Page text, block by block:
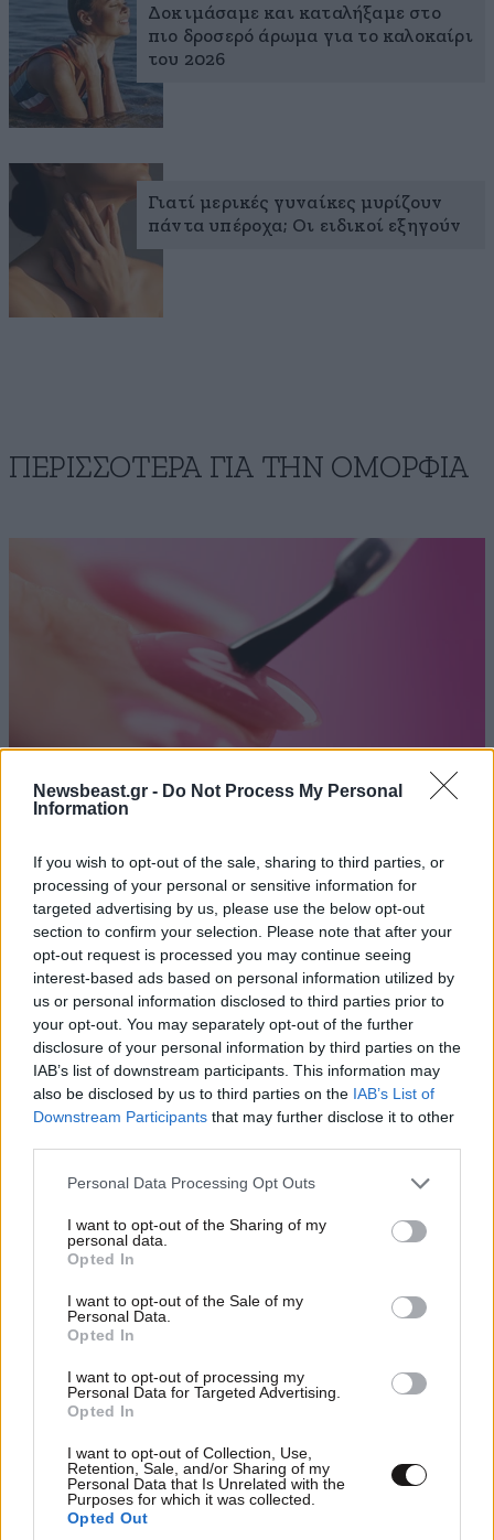
Newsbeast.gr - Do Not Process My Personal
Information
If you wish to opt-out of the sale, sharing to third parties, or
processing of your personal or sensitive information for
targeted advertising by us, please use the below opt-out
section to confirm your selection. Please note that after your
opt-out request is processed you may continue seeing
interest-based ads based on personal information utilized by
us or personal information disclosed to third parties prior to
your opt-out. You may separately opt-out of the further
disclosure of your personal information by third parties on the
IAB’s list of downstream participants. This information may
also be disclosed by us to third parties on the IAB’s List of
Downstream Participants that may further disclose it to other
Please note that this website/app uses one or more Google
not limited to your visit or usage behaviour. You may click to
grant or deny consent to Google and its third-party tags to
use your data for below specified purposes in below Google
consent section.
Personal Data Processing Opt Outs
I want to opt-out of the Sharing of my
personal data.
Opted In
I want to opt-out of the Sale of my
Personal Data.
Opted In
I want to opt-out of processing my
Personal Data for Targeted Advertising.
Opted In
I want to opt-out of Collection, Use,
Retention, Sale, and/or Sharing of my
Personal Data that Is Unrelated with the
Purposes for which it was collected.
Opted Out
Δοκιμάσαμε και καταλήξαμε στο
πιο δροσερό άρωμα για το καλοκαίρι
του 2026
Γιατί μερικές γυναίκες μυρίζουν
πάντα υπέροχα; Οι ειδικοί εξηγούν
ΠΕΡΙΣΣΟΤΕΡΑ ΓΙΑ ΤΗΝ ΟΜΟΡΦΙΑ
Η Essie κυκλοφόρησε το πιο hot βερνίκι για
Jelly nails
Ψάχνεις το τέλειο beach hairstyle; Αυτή είναι η
πιο chic επιλογή του καλοκαιριού